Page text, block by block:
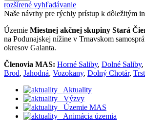
rozšírené vyhľadávanie
Naše návrhy pre rýchly prístup k dôležitým
Územie Miestnej akčnej skupiny Stará
na Podunajskej nížine v Trnavskom
okresov Galanta.
Členovia MAS: Horné Saliby, Dolné Saliby,
Brod, Jahodná, Vozokany, Dolný Chotár,
Aktuality
Výzvy
Územie MAS
Animácia územia